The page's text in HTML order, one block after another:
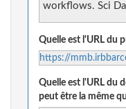
workflows. Sci
Quelle est l'URL du
https://
Quelle est l'URL du
peut être la même